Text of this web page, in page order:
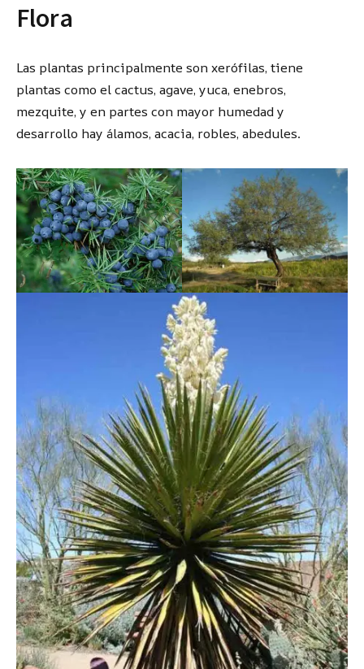
Flora
Las plantas principalmente son xerófilas, tiene
plantas como el cactus, agave, yuca, enebros,
mezquite, y en partes con mayor humedad y
desarrollo hay álamos, acacia, robles, abedules.